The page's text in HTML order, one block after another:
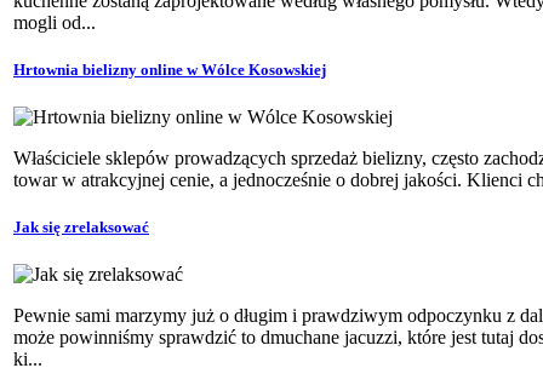
mogli od...
Hrtownia bielizny online w Wólce Kosowskiej
Właściciele sklepów prowadzących sprzedaż bielizny, często
towar w atrakcyjnej cenie, a jednocześnie o dobrej jakości. Klienci
Jak się zrelaksować
Pewnie sami marzymy już o długim i prawdziwym odpoczynku z
może powinniśmy sprawdzić to dmuchane jacuzzi, które jest tutaj
ki...